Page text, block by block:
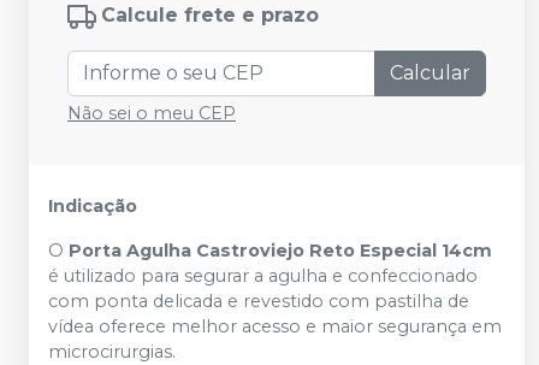
Calcule frete e prazo
Calcular
Não sei o meu CEP
Indicação
O Porta Agulha Castroviejo Reto Especial 14cm
é utilizado para segurar a agulha e confeccionado
com ponta delicada e revestido com pastilha de
vídea oferece melhor acesso e maior segurança em
microcirurgias.